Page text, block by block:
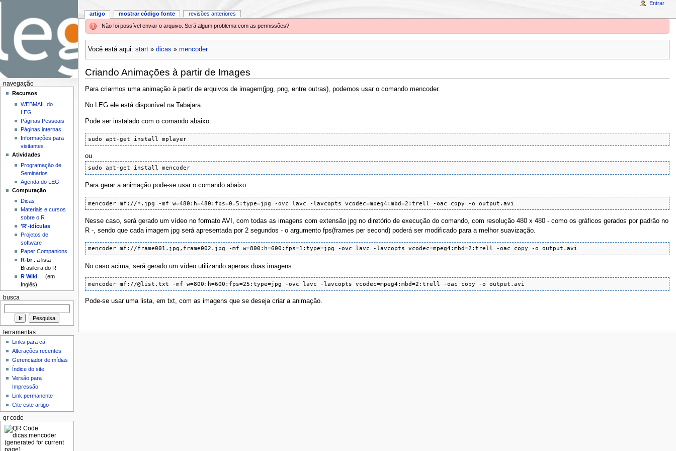
Não foi possível enviar o arquivo. Será algum problema com as permissões?
Você está aqui: start» dicas » mencoder
Criando Animações à partir de Images
Para criarmos uma animação à partir de arquivos de imagem(jpg, png, entre outras), podemos usar o comando mencoder.
No LEG ele está disponível na Tabajara.
Pode ser instalado com o comando abaixo:
sudo apt-get install mplayer
ou
sudo apt-get install mencoder
Para gerar a animação pode-se usar o comando abaixo:
mencoder mf://*.jpg -mf w=480:h=480:fps=0.5:type=jpg -ovc lavc -lavcopts vcodec=mpeg4:mbd=2:trell -oac copy -o output.avi
Nesse caso, será gerado um vídeo no formato AVI, com todas as imagens com extensão jpg no diretório de execução do comando, com resolução 480 x 480 - como os gráficos gerados por padrão no
R -, sendo que cada imagem jpg será apresentada por 2 segundos - o argumento fps(frames per second) poderá ser modificado para a melhor suavização.
mencoder mf://frame001.jpg,frame002.jpg -mf w=800:h=600:fps=1:type=jpg -ovc lavc -lavcopts vcodec=mpeg4:mbd=2:trell -oac copy -o output.avi
No caso acima, será gerado um vídeo utilizando apenas duas imagens.
mencoder mf://@list.txt -mf w=800:h=600:fps=25:type=jpg -ovc lavc -lavcopts vcodec=mpeg4:mbd=2:trell -oac copy -o output.avi
Pode-se usar uma lista, em txt, com as imagens que se deseja criar a animação.
artigo mostrar código fonte revisões anteriores
Entrar
navegação
Recursos
WEBMAIL do
LEG
Páginas Pessoais
Páginas internas
Informações para
visitantes
Atividades
Programação de
Seminários
Agenda do LEG
Computação
Dicas
Materiais e cursos
sobre o R
'R'-idículas
Projetos de
software
Paper Companions
R-br: a lista
Brasileira do R
R Wiki
(em
Inglês).
busca
ferramentas
Links para cá
Alterações recentes
Gerenciador de mídias
Índice do site
Versão para
Impressão
Link permanente
Cite este artigo
qr code